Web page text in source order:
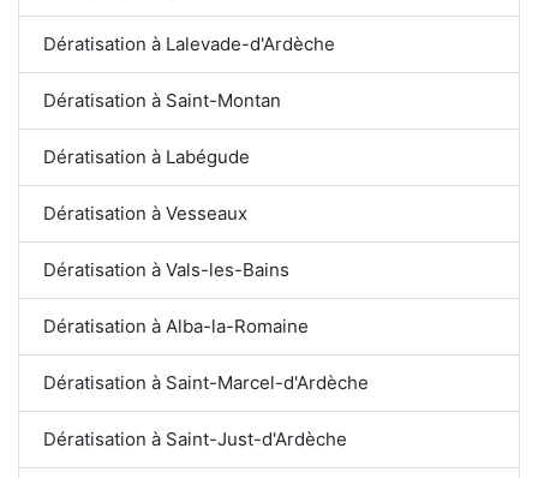
Dératisation à Lalevade-d'Ardèche
Dératisation à Saint-Montan
Dératisation à Labégude
Dératisation à Vesseaux
Dératisation à Vals-les-Bains
Dératisation à Alba-la-Romaine
Dératisation à Saint-Marcel-d'Ardèche
Dératisation à Saint-Just-d'Ardèche